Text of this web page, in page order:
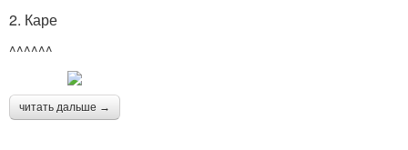
2. Каре
^^^^^^
читать дальше →